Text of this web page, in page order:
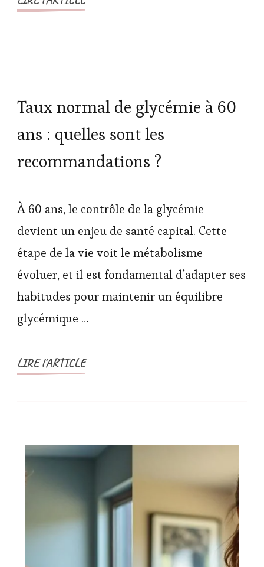
Taux normal de glycémie à 60
ans : quelles sont les
recommandations ?
À 60 ans, le contrôle de la glycémie
devient un enjeu de santé capital. Cette
étape de la vie voit le métabolisme
évoluer, et il est fondamental d’adapter ses
habitudes pour maintenir un équilibre
glycémique …
LIRE l'ARTICLE